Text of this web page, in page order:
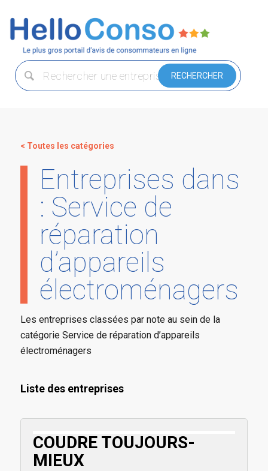
< Toutes les catégories
Entreprises dans
: Service de
réparation
d’appareils
électroménagers
Les entreprises classées par note au sein de la
catégorie Service de réparation d’appareils
électroménagers
Liste des entreprises
COUDRE TOUJOURS-
MIEUX